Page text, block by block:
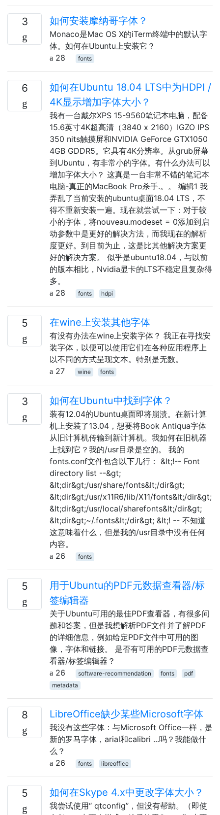
3 如何安装摩纳哥字体？
Monaco是Mac OS X的iTerm终端中的默认字
体。如何在Ubuntu上安装它？
28
fonts
6
如何在Ubuntu 18.04 LTS中为HDPI /
4K显示增加字体大小？
我有一台戴尔XPS 15-9560笔记本电脑，配备
15.6英寸4K超高清（3840 x 2160）IGZO IPS
350 nits触摸屏和NVIDIA GeForce GTX1050
4GB GDDR5。它具有4K分辨率。从grub屏幕
到Ubuntu，有非常小的字体。有什么办法可以
增加字体大小？ 这真是一台非常不错的笔记本
电脑-真正的MacBook Pro杀手.。。 编辑1 我
弄乱了当前安装的ubuntu桌面18.04 LTS，不
得不重新安装一遍。现在就尝试一下：对于较
小的字体，将nouveau.modeset = 0添加到启
动参数中是更好的解决方法，而我现在的解析
度更好。到目前为止，这是比其他解决方案更
好的解决方案。 似乎是ubuntu18.04，与以前
的版本相比，Nvidia显卡的LTS不稳定且复杂得
多。
28
fonts hdpi
5 在wine上安装其他字体
有没有办法在wine上安装字体？ 我正在寻找安
装字体，以便可以使用它们在各种应用程序上
以不同的方式呈现文本。特别是无数。
27
wine fonts
3 如何在Ubuntu中找到字体？
装有12.04的Ubuntu桌面即将崩溃。在新计算
机上安装了13.04，想要将Book Antiqua字体
从旧计算机传输到新计算机。我如何在旧机器
上找到它？我的/usr目录是空的。 我的
fonts.conf文件包含以下几行： &lt;!-- Font
directory list --&gt;
&lt;dir&gt;/usr/share/fonts&lt;/dir&gt;
&lt;dir&gt;/usr/x11R6/lib/X11/fonts&lt;/dir&gt;
&lt;dir&gt;/usr/local/sharefonts&lt;/dir&gt;
&lt;dir&gt;~/.fonts&lt;/dir&gt; &lt;! -- 不知道
这意味着什么，但是我的/usr目录中没有任何
内容。
26
fonts
5
用于Ubuntu的PDF元数据查看器/标
签编辑器
关于Ubuntu可用的最佳PDF查看器，有很多问
题和答案，但是我想解析PDF文件并了解PDF
的详细信息，例如给定PDF文件中可用的图
像，字体和链接。 是否有可用的PDF元数据查
看器/标签编辑器？
26
software-recommendation fonts
pdf
metadata
8 LibreOffice缺少某些Microsoft字体
我没有这些字体：与Microsoft Office一样，是
新的罗马字体，arial和calibri ...吗？我能做什
么？
26
fonts libreoffice
5 如何在Skype 4.x中更改字体大小？
我尝试使用“ qtconfig”，但没有帮助。（即使